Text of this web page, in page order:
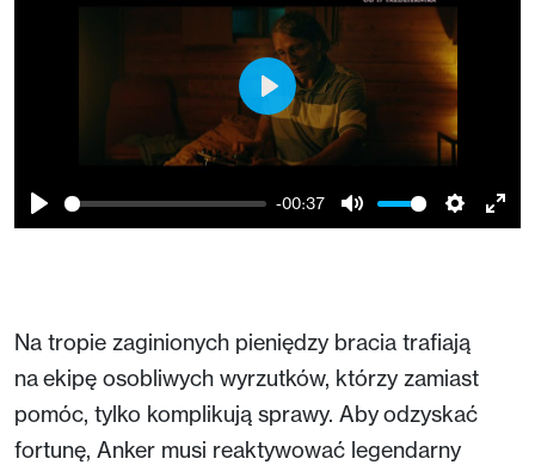
Play
-00:37
Mute Settings
Play
Na tropie zaginionych pieniędzy bracia trafiają
na ekipę osobliwych wyrzutków, którzy zamiast
pomóc, tylko komplikują sprawy. Aby odzyskać
fortunę, Anker musi reaktywować legendarny